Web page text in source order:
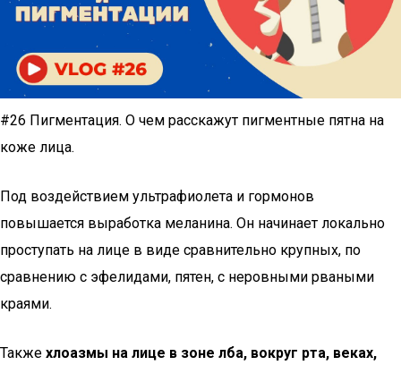
#26 Пигментация. О чем расскажут пигментные пятна на
коже лица.
Под воздействием ультрафиолета и гормонов
повышается выработка меланина. Он начинает локально
проступать на лице в виде сравнительно крупных, по
сравнению с эфелидами, пятен, с неровными рваными
краями.
Также хлоазмы на лице в зоне лба, вокруг рта, веках,